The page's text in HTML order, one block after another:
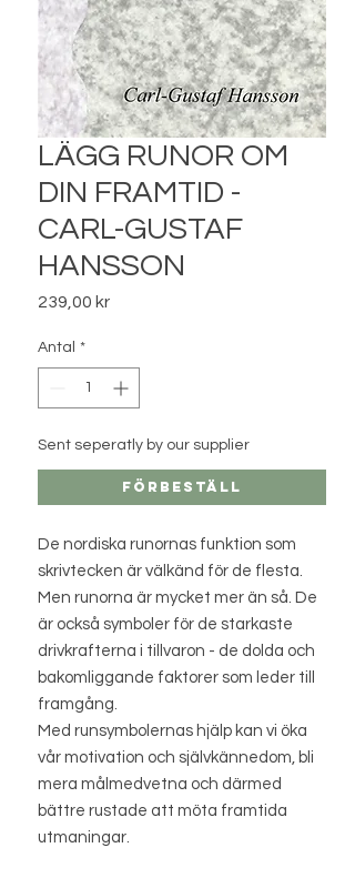
LÄGG RUNOR OM
DIN FRAMTID -
CARL-GUSTAF
HANSSON
239,00 krPris
Antal *
Sent seperatly by our supplier
Förbeställ
De nordiska runornas funktion som
skrivtecken är välkänd för de flesta.
Men runorna är mycket mer än så. De
är också symboler för de starkaste
drivkrafterna i tillvaron - de dolda och
bakomliggande faktorer som leder till
framgång.
Med runsymbolernas hjälp kan vi öka
vår motivation och självkännedom, bli
mera målmedvetna och därmed
bättre rustade att möta framtida
utmaningar.